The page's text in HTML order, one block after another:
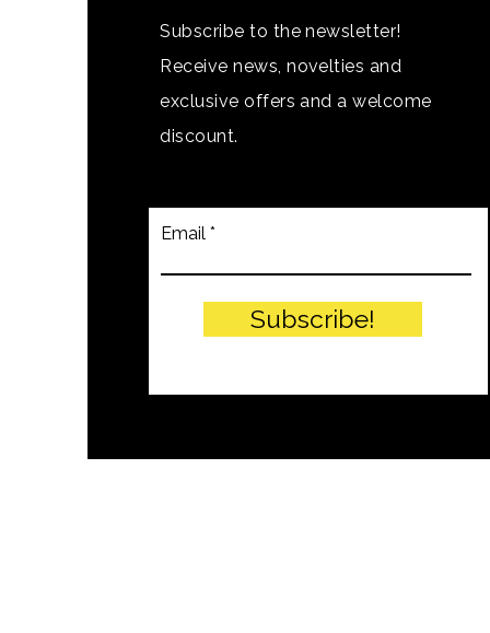
Subscribe to the newsletter!
Receive news, novelties and
exclusive offers and a welcome
discount.
Email
Subscribe!